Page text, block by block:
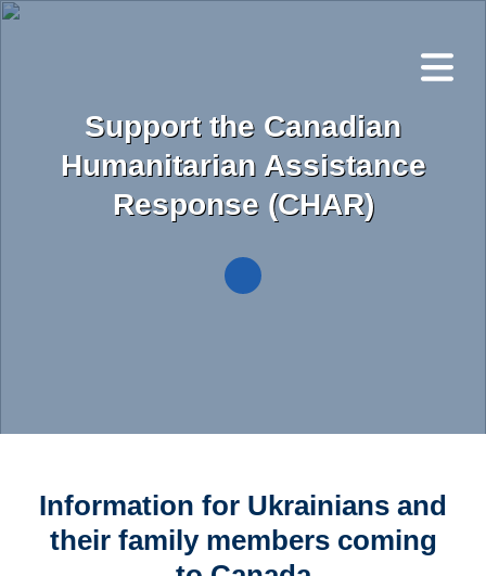
Support the Canadian
Humanitarian Assistance
Response (CHAR)
Information for Ukrainians and
their family members coming